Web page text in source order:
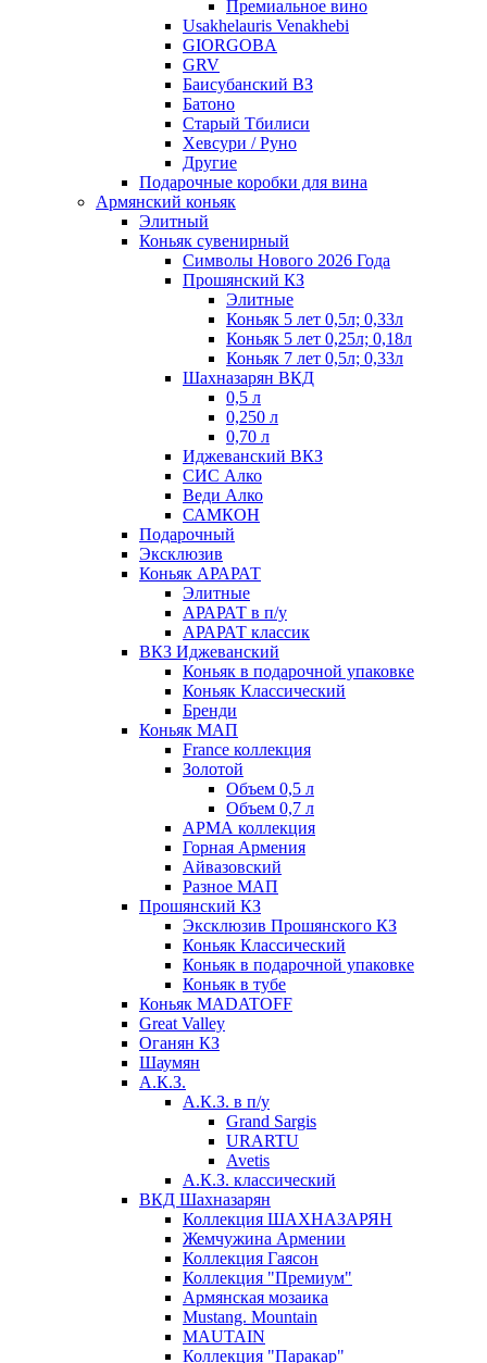
Премиальное вино
Usakhelauris Venakhebi
GIORGOBA
GRV
Баисубанский ВЗ
Батоно
Старый Тбилиси
Хевсури / Руно
Другие
Подарочные коробки для вина
Армянский коньяк
Элитный
Коньяк сувенирный
Символы Нового 2026 Года
Прошянский КЗ
Элитные
Коньяк 5 лет 0,5л; 0,33л
Коньяк 5 лет 0,25л; 0,18л
Коньяк 7 лет 0,5л; 0,33л
Шахназарян ВКД
0,5 л
0,250 л
0,70 л
Иджеванский ВКЗ
СИС Алко
Веди Алко
САМКОН
Подарочный
Эксклюзив
Коньяк АРАРАТ
Элитные
АРАРАТ в п/у
АРАРАТ классик
ВКЗ Иджеванский
Коньяк в подарочной упаковке
Коньяк Классический
Бренди
Коньяк МАП
France коллекция
Золотой
Объем 0,5 л
Объем 0,7 л
АРМА коллекция
Горная Армения
Айвазовский
Разное МАП
Прошянский КЗ
Эксклюзив Прошянского КЗ
Коньяк Классический
Коньяк в подарочной упаковке
Коньяк в тубе
Коньяк MADATOFF
Great Valley
Оганян КЗ
Шаумян
А.К.З.
А.К.З. в п/у
Grand Sargis
URARTU
Avetis
А.К.З. классический
ВКД Шахназарян
Коллекция ШАХНАЗАРЯН
Жемчужина Армении
Коллекция Гаясон
Коллекция "Премиум"
Армянская мозаика
Mustang. Mountain
MAUTAIN
Коллекция "Паракар"